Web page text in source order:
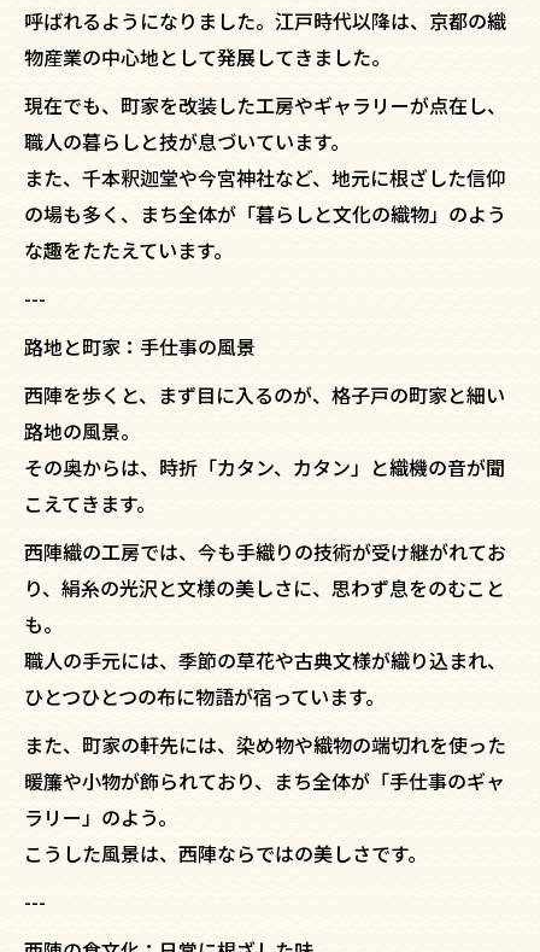
呼ばれるようになりました。江戸時代以降は、京都の織
物産業の中心地として発展してきました。
現在でも、町家を改装した工房やギャラリーが点在し、
職人の暮らしと技が息づいています。
また、千本釈迦堂や今宮神社など、地元に根ざした信仰
の場も多く、まち全体が「暮らしと文化の織物」のよう
な趣をたたえています。
---
路地と町家：手仕事の風景
西陣を歩くと、まず目に入るのが、格子戸の町家と細い
路地の風景。
その奥からは、時折「カタン、カタン」と織機の音が聞
こえてきます。
西陣織の工房では、今も手織りの技術が受け継がれてお
り、絹糸の光沢と文様の美しさに、思わず息をのむこと
も。
職人の手元には、季節の草花や古典文様が織り込まれ、
ひとつひとつの布に物語が宿っています。
また、町家の軒先には、染め物や織物の端切れを使った
暖簾や小物が飾られており、まち全体が「手仕事のギャ
ラリー」のよう。
こうした風景は、西陣ならではの美しさです。
---